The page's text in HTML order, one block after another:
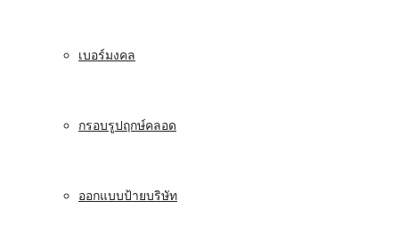
เบอร์มงคล
กรอบรูปฤกษ์คลอด
ออกแบบป้ายบริษัท